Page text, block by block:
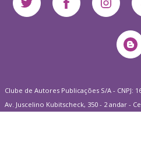
Clube de Autores Publicações S/A - CNPJ:
Av. Juscelino Kubitscheck, 350 - 2 andar -